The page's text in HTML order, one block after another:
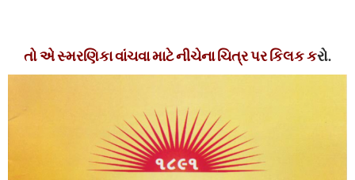
તો એ સ્મરણિકા વાંચવા માટે નીચેના ચિત્ર પર કિલક કરો.